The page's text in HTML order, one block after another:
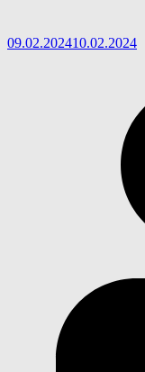
09.02.202410.02.2024